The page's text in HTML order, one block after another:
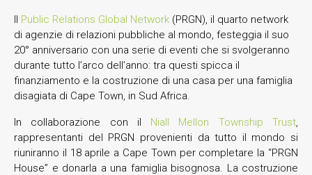
Il Public Relations Global Network (PRGN), il quarto network
di agenzie di relazioni pubbliche al mondo, festeggia il suo
20° anniversario con una serie di eventi che si svolgeranno
durante tutto l’arco dell’anno: tra questi spicca il
finanziamento e la costruzione di una casa per una famiglia
disagiata di Cape Town, in Sud Africa.
In collaborazione con il Niall Mellon Township Trust,
rappresentanti del PRGN provenienti da tutto il mondo si
riuniranno il 18 aprile a Cape Town per completare la “PRGN
House” e donarla a una famiglia bisognosa. La costruzione